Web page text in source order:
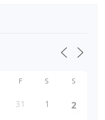
F S S
31 1 2